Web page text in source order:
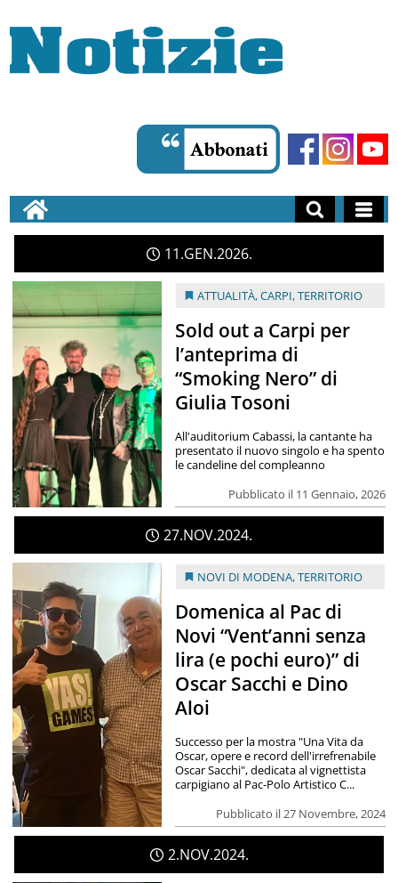
11 GEN 2026
ATTUALITÀ,CARPI,TERRITORIO
Sold out a Carpi per
l’anteprima di
“Smoking Nero” di
Giulia Tosoni
Pubblicato il 11 Gennaio, 2026
All'auditorium Cabassi, la cantante ha
presentato il nuovo singolo e ha spento
le candeline del compleanno
27 NOV2024
NOVI DI MODENA,TERRITORIO
Domenica al Pac di
Novi “Vent’anni senza
lira (e pochi euro)” di
Oscar Sacchi e Dino
Aloi
Pubblicato il 27 Novembre, 2024
Successo per la mostra "Una Vita da
Oscar, opere e record dell'irrefrenabile
Oscar Sacchi", dedicata al vignettista
carpigiano al Pac-Polo Artistico C...
2 NOV 2024